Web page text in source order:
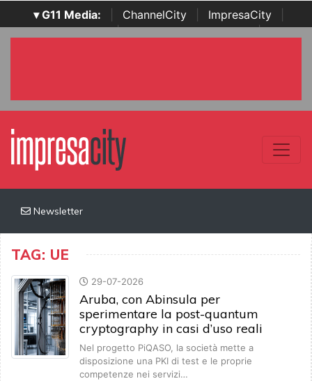
▾ G11 Media: ChannelCity ImpresaCity
SecurityOpenLab | Italian Channel Awards | Italian
Newsletter
TAG: UE
29-07-2026
Aruba, con Abinsula per
sperimentare la post-quantum
cryptography in casi d’uso reali
Nel progetto PiQASO, la società mette a
disposizione una PKI di test e le proprie
competenze nei servizi…